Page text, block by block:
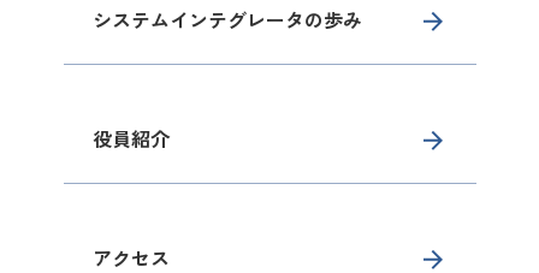
システムインテグレータの歩み
役員紹介
アクセス